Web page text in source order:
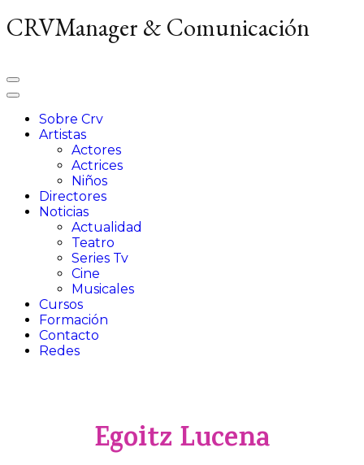
CRVManager & Comunicación
Sobre Crv
Artistas
Actores
Actrices
Niños
Directores
Noticias
Actualidad
Teatro​
Series Tv​
Cine​
Musicales​
Cursos
Formación
Contacto
Redes
Egoitz Lucena